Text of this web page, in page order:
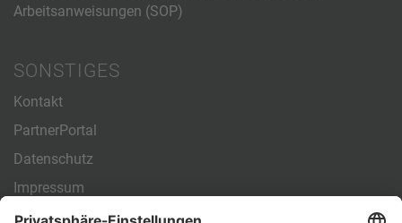
Arbeitsanweisungen (SOP)
SONSTIGES
Kontakt
PartnerPortal
Datenschutz
Impressum
Allgemeine Geschäftsbedingungen